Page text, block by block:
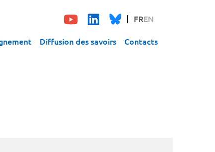
FREN
Diffusion des savoirs Contacts